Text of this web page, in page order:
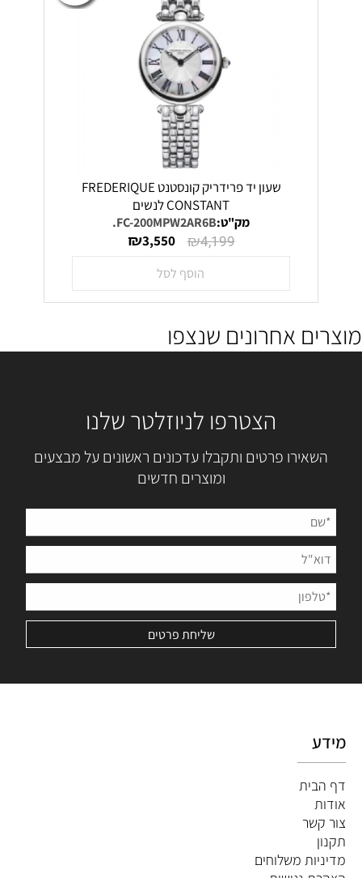
שעון יד פרידריק קונסטנט FREDERIQUE
CONSTANT לנשים
מק"ט:FC-200MPW2AR6B.
₪4,199
₪3,550
הוסף לסל
מוצרים אחרונים שנצפו
הצטרפו לניוזלטר שלנו
השאירו פרטים ותקבלו עדכונים ראשונים על מבצעים
ומוצרים חדשים
מידע
דף הבית
אודות
צור קשר
תקנון
מדיניות משלוחים